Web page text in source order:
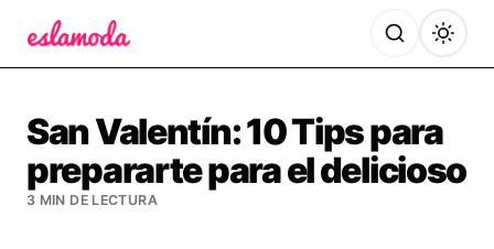
San Valentín: 10 Tips para
prepararte para el delicioso
3 MIN DE LECTURA